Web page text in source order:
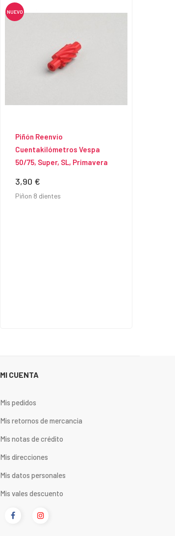
NUEVO
Piñón Reenvío
Cuentakilómetros Vespa
50/75, Super, SL, Primavera
Precio
3,90 €
Piñon 8 dientes
MI CUENTA
Mis pedidos
Mis retornos de mercancia
Mis notas de crédito
Mis direcciones
Mis datos personales
Mis vales descuento